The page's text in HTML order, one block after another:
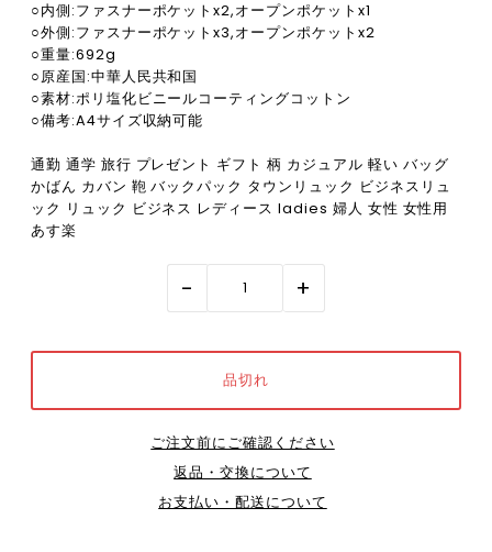
○内側:ファスナーポケットx2,オープンポケットx1
○外側:ファスナーポケットx3,オープンポケットx2
○重量:692g
○原産国:中華人民共和国
○素材:ポリ塩化ビニールコーティングコットン
○備考:A4サイズ収納可能
通勤 通学 旅行 プレゼント ギフト 柄 カジュアル 軽い バッグ
かばん カバン 鞄 バックパック タウンリュック ビジネスリュ
ック リュック ビジネス レディース ladies 婦人 女性 女性用
あす楽
- +
ご注文前にご確認ください
返品・交換について
お支払い・配送について